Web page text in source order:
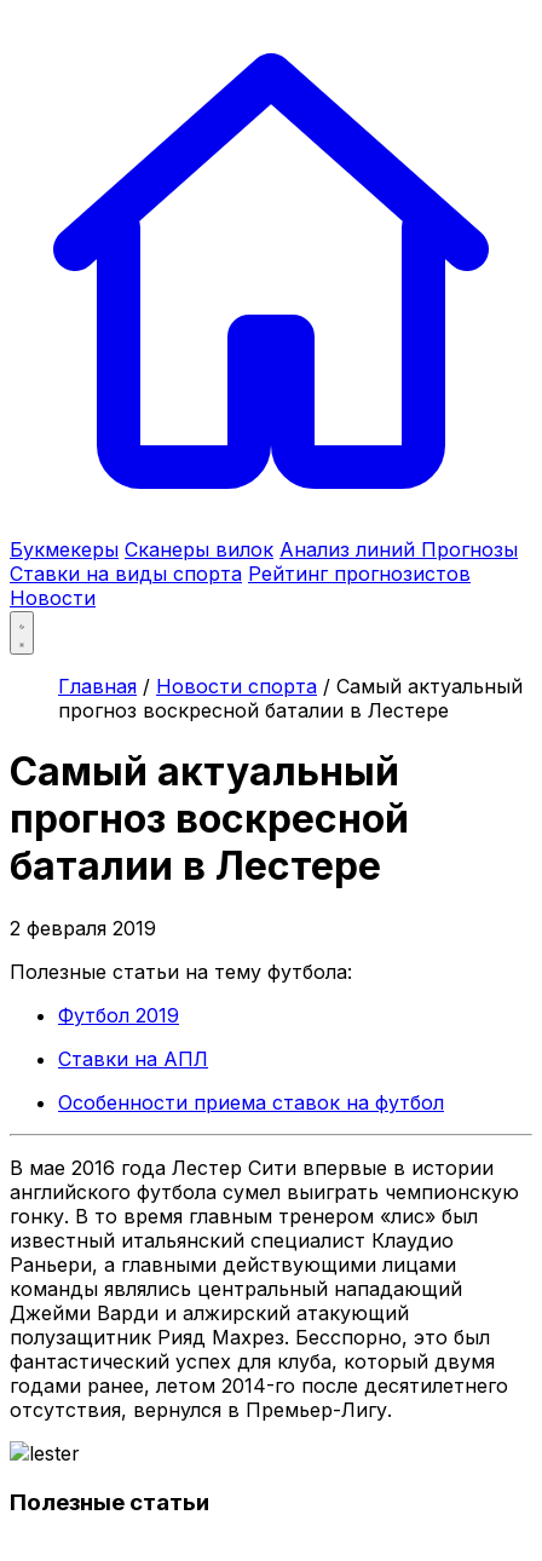
Букмекеры Сканеры вилок Анализ линий Прогнозы
Ставки на виды спорта Рейтинг прогнозистов
Новости
Главная / Новости спорта / Самый актуальный
прогноз воскресной баталии в Лестере
Самый актуальный
прогноз воскресной
баталии в Лестере
2 февраля 2019
Полезные статьи на тему футбола:
Футбол 2019
Ставки на АПЛ
Особенности приема ставок на футбол
В мае 2016 года Лестер Сити впервые в истории
английского футбола сумел выиграть чемпионскую
гонку. В то время главным тренером «лис» был
известный итальянский специалист Клаудио
Раньери, а главными действующими лицами
команды являлись центральный нападающий
Джейми Варди и алжирский атакующий
полузащитник Рияд Махрез. Бесспорно, это был
фантастический успех для клуба, который двумя
годами ранее, летом 2014-го после десятилетнего
отсутствия, вернулся в Премьер-Лигу.
Полезные статьи